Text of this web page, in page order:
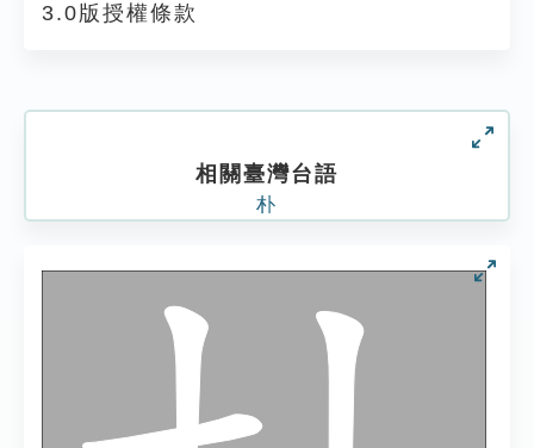
3.0版授權條款
相關臺灣台語
朴